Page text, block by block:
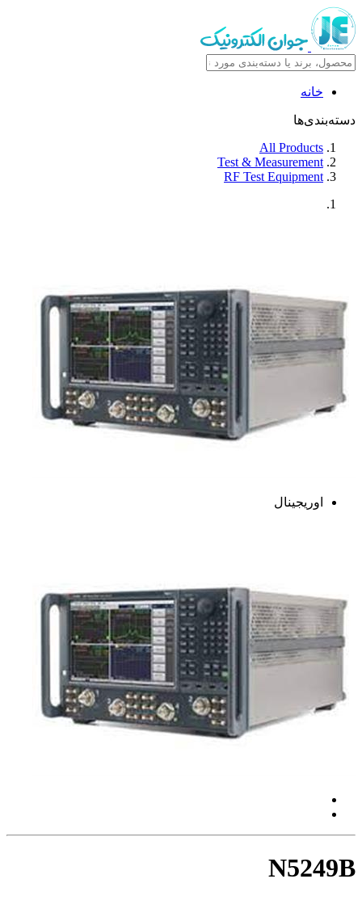
خانه
دسته‌بندی‌ها
All Products
Test & Measurement
RF Test Equipment
اوریجینال
N5249B